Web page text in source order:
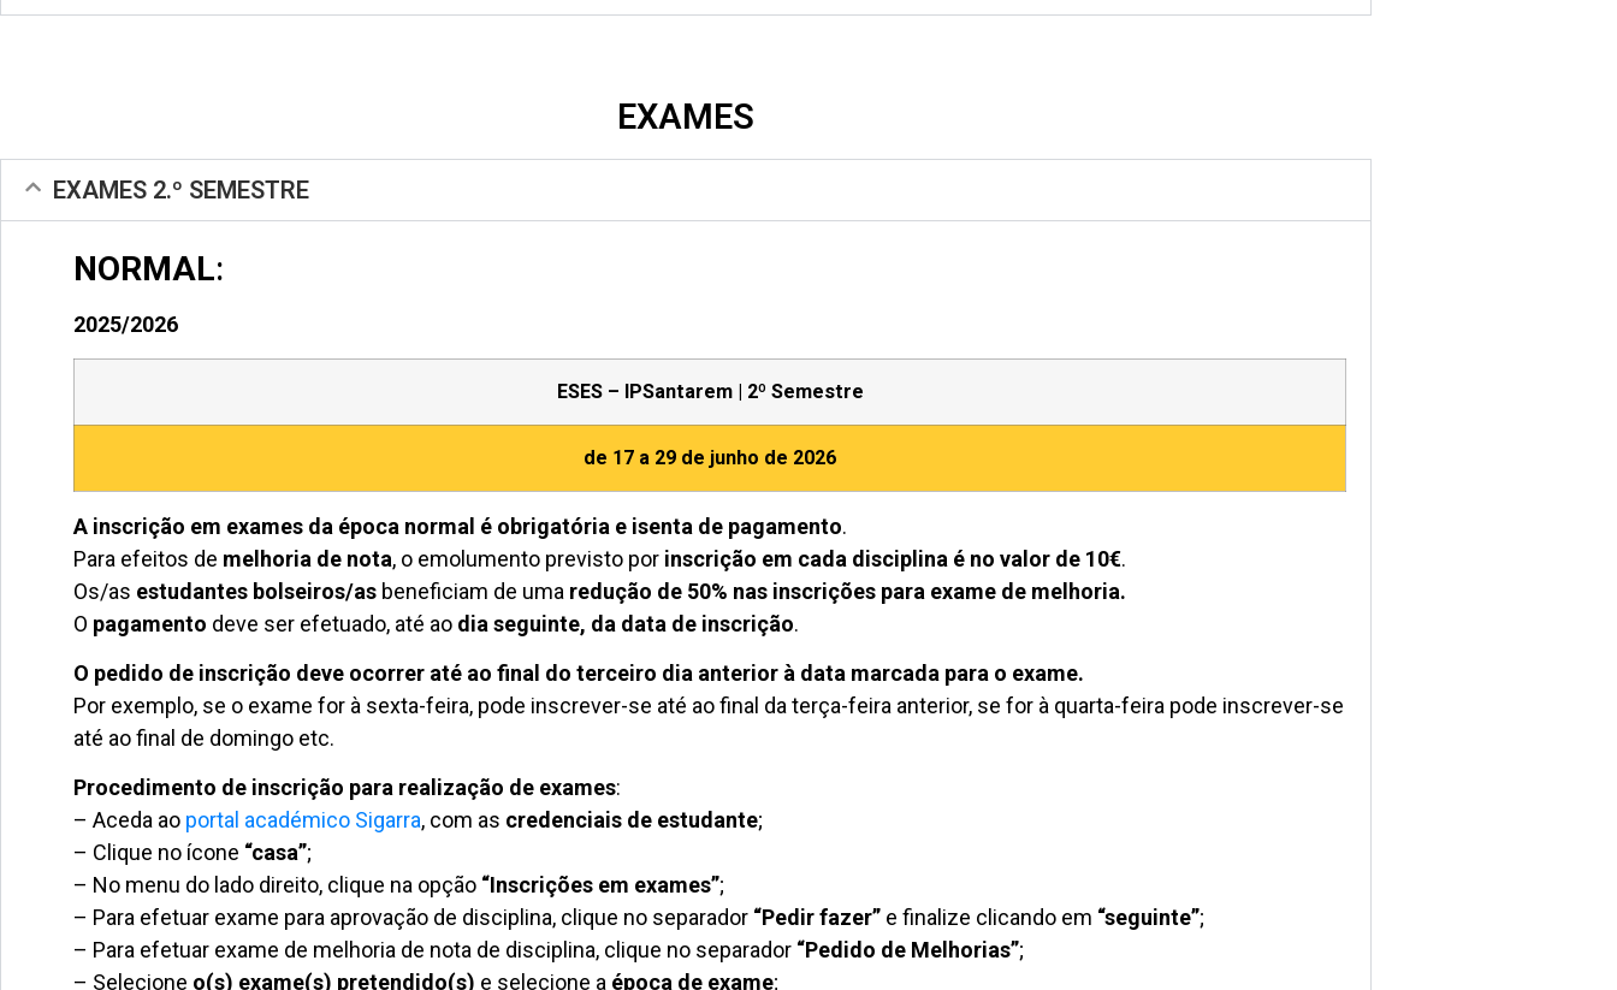
EXAMES
EXAMES 2.º SEMESTRE
NORMAL:
2025/2026
ESES – IPSantarem | 2º Semestre
de 17 a 29 de junho de 2026
A inscrição em exames da época normal é obrigatória e isenta de pagamento.
Para efeitos de melhoria de nota, o emolumento previsto por inscrição em cada disciplina é no valor de 10€.
Os/as estudantes bolseiros/as beneficiam de uma redução de 50% nas inscrições para exame de melhoria.
O pagamento deve ser efetuado, até ao dia seguinte, da data de inscrição.
O pedido de inscrição deve ocorrer até ao final do terceiro dia anterior à data marcada para o exame.
Por exemplo, se o exame for à sexta-feira, pode inscrever-se até ao final da terça-feira anterior, se for à quarta-feira pode inscrever-se
até ao final de domingo etc.
Procedimento de inscrição para realização de exames:
– Aceda ao portal académico Sigarra, com as credenciais de estudante;
– Clique no ícone “casa”;
– No menu do lado direito, clique na opção “Inscrições em exames”;
– Para efetuar exame para aprovação de disciplina, clique no separador “Pedir fazer” e finalize clicando em “seguinte”;
– Para efetuar exame de melhoria de nota de disciplina, clique no separador “Pedido de Melhorias”;
– Selecione o(s) exame(s) pretendido(s) e selecione a época de exame;